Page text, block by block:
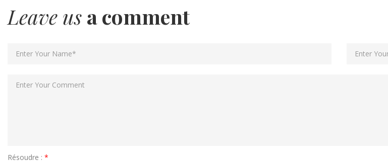
Leave us a comment
Résoudre : *